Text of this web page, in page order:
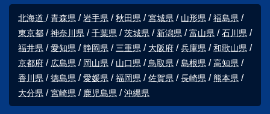
北海道 青森県 岩手県 秋田県 宮城県 山形県
福島県
東京都
神奈川県 千葉県 茨城県 新潟県 富山県
石川県
福井県
愛知県 静岡県 三重県 大阪府 兵庫県
和歌山県
京都府
広島県 岡山県 山口県 鳥取県 島根県
高知県
香川県
徳島県 愛媛県 福岡県 佐賀県 長崎県
熊本県
大分県
宮崎県 鹿児島県 沖縄県